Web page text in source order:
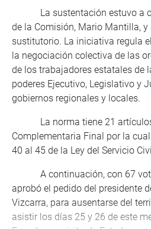
La sustentación estuvo a
de la Comisión, Mario Mantilla,
sustitutorio. La iniciativa regula
la negociación colectiva de las
de los trabajadores estatales de
poderes Ejecutivo, Legislativo y
gobiernos regionales y locales.
La norma tiene 21 artículos
Complementaria Final por la
40 al 45 de la Ley del Servicio
A continuación, con 67
aprobó el pedido del presidente
Vizcarra, para ausentarse del
asistir los días 25 y 26 de este